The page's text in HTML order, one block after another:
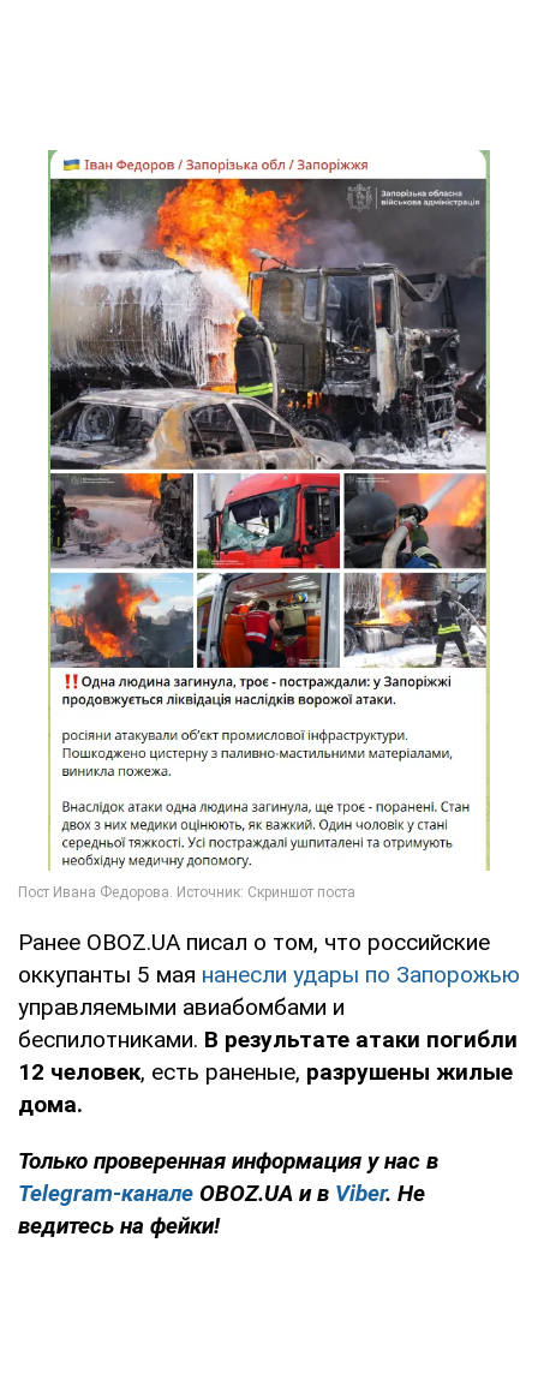
Ранее OBOZ.UA писал о том, что российские
оккупанты 5 мая нанесли удары по Запорожью
управляемыми авиабомбами и
беспилотниками. В результате атаки погибли
12 человек, есть раненые, разрушены жилые
дома.
Только проверенная информация у нас в
Telegram-канале OBOZ.UA и в Viber. Не
ведитесь на фейки!